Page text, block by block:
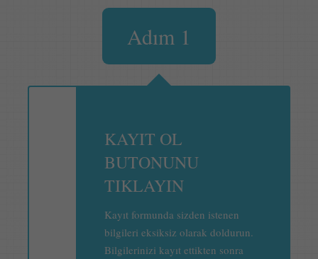
KAYIT OL
BUTONUNU
TIKLAYIN
Kayıt formunda sizden istenen
bilgileri eksiksiz olarak doldurun.
Bilgilerinizi kayıt ettikten sonra
Adım 1